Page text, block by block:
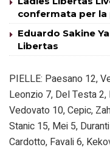
confermata per
Eduardo Sakine
Libertas
PIELLE: Paesano 12,
Leonzio 7, Del Testa 2,
Vedovato 10, Cepic,
Stanic 15, Mei 5,
Cardotto, Favali 6,